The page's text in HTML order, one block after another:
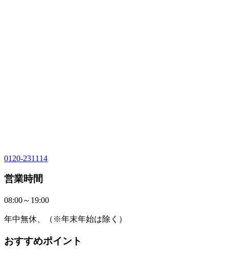
0120-231114
営業時間
08:00～19:00
年中無休、（※年末年始は除く）
おすすめポイント